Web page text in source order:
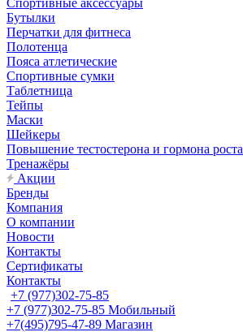
Спортивные аксессуары
Бутылки
Перчатки для фитнеса
Полотенца
Пояса атлетические
Спортивные сумки
Таблетница
Тейпы
Маски
Шейкеры
Повышение тестостерона и гормона роста
Тренажёры
Акции
Бренды
Компания
О компании
Новости
Контакты
Сертификаты
Контакты
+7 (977)302-75-85
+7 (977)302-75-85 Мобильный
+7(495)795-47-89 Магазин